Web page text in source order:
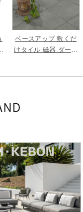
ベースアップ 敷くだ
けタイル 磁器 ダーク